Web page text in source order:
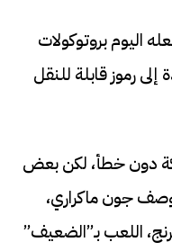
اليوم بروتوكولات
رموز قابلة للنقل
سبع مباريات بـ686 حركة دون خطأ، لكن بعض
جون ماكراري،
اللعب بـ”الضعيف”